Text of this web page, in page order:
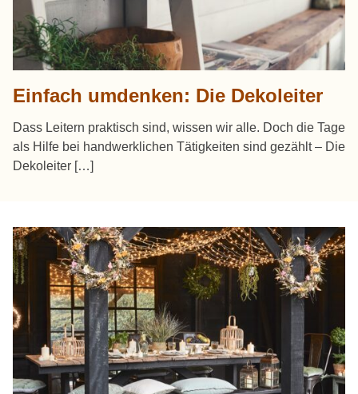
Einfach umdenken: Die Dekoleiter
Dass Leitern praktisch sind, wissen wir alle. Doch die Tage
als Hilfe bei handwerklichen Tätigkeiten sind gezählt – Die
Dekoleiter […]